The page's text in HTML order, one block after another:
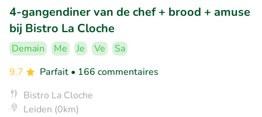
4-gangendiner van de chef + brood + amuse
bij Bistro La Cloche
Demain Me Je Ve
Sa
9.7
Parfait • 166 commentaires
Bistro La Cloche
Leiden (0km)